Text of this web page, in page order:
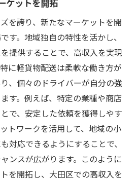
を誇り、新たなマーケットを開
す。地域独自の特性を活かし、
提供することで、高収入を実現
に軽貨物配送は柔軟な働き方が
、個々のドライバーが自分の強
す。例えば、特定の業種や商店
で、安定した依頼を獲得しやす
トワークを活用して、地域の小
対応できるようにすることで、
ンスが広がります。このように
を開拓し、大田区での高収入を